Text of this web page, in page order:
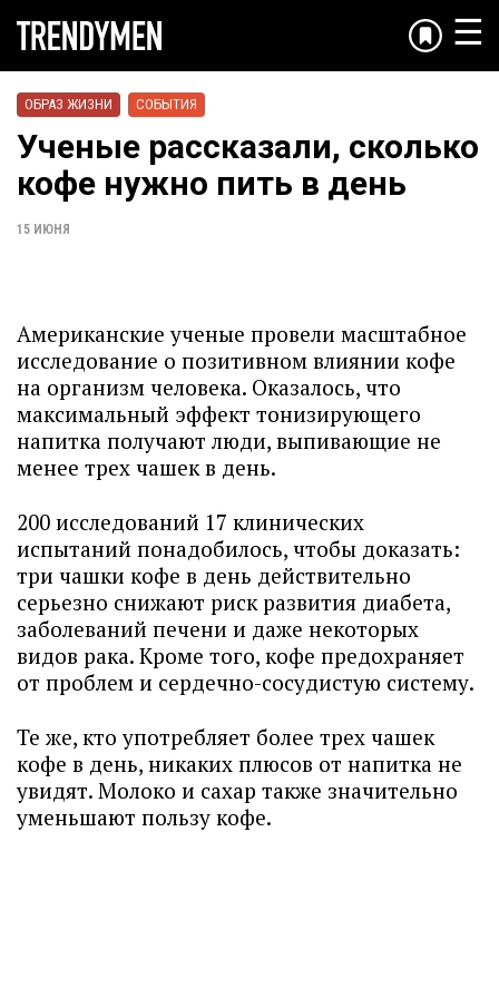
☰
ОБРАЗ ЖИЗНИ СОБЫТИЯ
Ученые рассказали, сколько
кофе нужно пить в день
15 ИЮНЯ
Американские ученые провели масштабное
исследование о позитивном влиянии кофе
на организм человека. Оказалось, что
максимальный эффект тонизирующего
напитка получают люди, выпивающие не
менее трех чашек в день.
200 исследований 17 клинических
испытаний понадобилось, чтобы доказать:
три чашки кофе в день действительно
серьезно снижают риск развития диабета,
заболеваний печени и даже некоторых
видов рака. Кроме того, кофе предохраняет
от проблем и сердечно-сосудистую систему.
Те же, кто употребляет более трех чашек
кофе в день, никаких плюсов от напитка не
увидят. Молоко и сахар также значительно
уменьшают пользу кофе.